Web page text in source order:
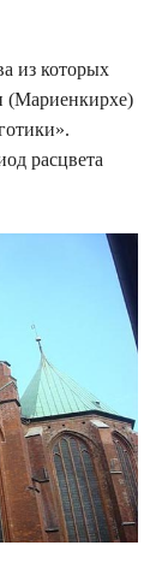
из которых
(Мариенкирхе)
расцвета